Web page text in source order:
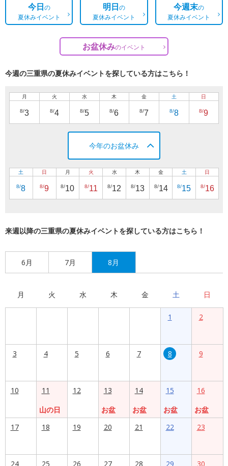
今日の
夏休みイベント
明日の
夏休みイベント
今週末の
夏休みイベント
お盆休みのイベント
今週の三重県の夏休みイベントを探している方はこちら！
月
8/3
火
8/4
水
8/5
木
8/6
金
8/7
土
8/8
日
8/9
今年のお盆休み
土
8/8
日
8/9
月
8/10
火
8/11
水
8/12
木
8/13
金
8/14
土
8/15
日
8/16
来週以降の三重県の夏休みイベントを探している方はこちら！
6月 7月 8月
月 火 水 木 金 土 日
1 2
3 4 5 6 7 8 9
10
11
山の日
12
13
お盆
14
お盆
15
お盆
16
お盆
17
18 19 20 21 22 23
24 25 26 27 28 29 30